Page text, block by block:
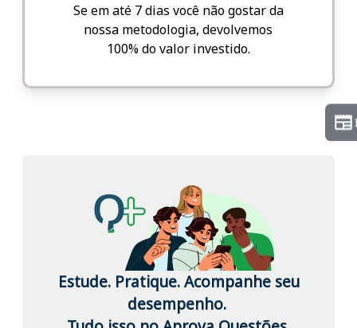
Se em até 7 dias você não gostar da
nossa metodologia, devolvemos
100% do valor investido.
Estude. Pratique. Acompanhe seu
desempenho.